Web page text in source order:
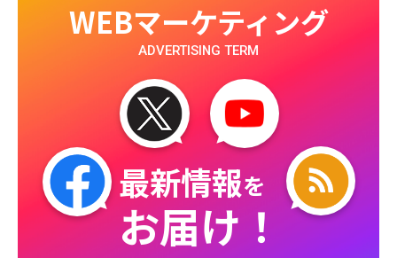
WEBマーケティング
ADVERTISING TERM
最新情報を
お届け！